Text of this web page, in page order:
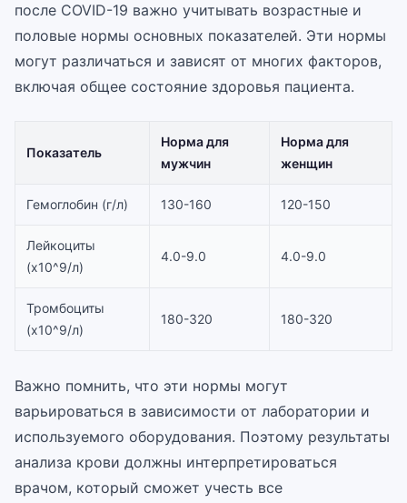
после COVID-19 важно учитывать возрастные и
половые нормы основных показателей. Эти нормы
могут различаться и зависят от многих факторов,
включая общее состояние здоровья пациента.
Показатель
Норма для
мужчин
Норма для
женщин
Гемоглобин (г/л) 130-160 120-150
Лейкоциты
(x10^9/л)
4.0-9.0 4.0-9.0
Тромбоциты
(x10^9/л)
180-320 180-320
Важно помнить, что эти нормы могут
варьироваться в зависимости от лаборатории и
используемого оборудования. Поэтому результаты
анализа крови должны интерпретироваться
врачом, который сможет учесть все